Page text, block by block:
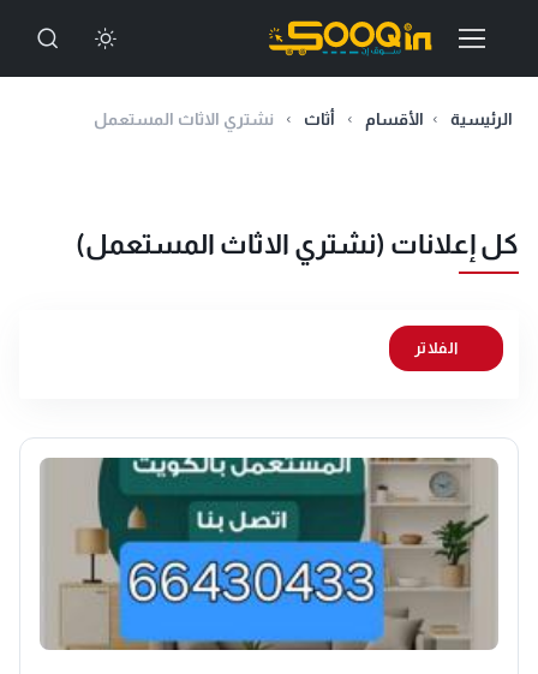
الرئيسية الأقسام أثاث نشتري الاثاث المستعمل
كل إعلانات (نشتري الاثاث المستعمل)
الفلاتر